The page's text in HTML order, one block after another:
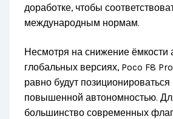
доработке, чтобы
международным нормам.
Несмотря на снижение ёмкости
глобальных версиях, Poco F8
равно будут позиционироваться
повышенной автономностью.
большинство современных